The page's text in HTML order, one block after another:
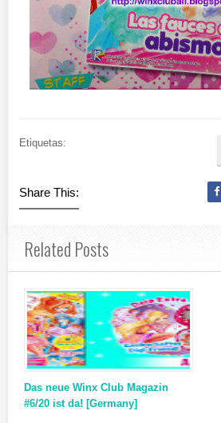
Etiquetas:
Share This:
Related Posts
Das neue Winx Club Magazin
#6/20 ist da! [Germany]